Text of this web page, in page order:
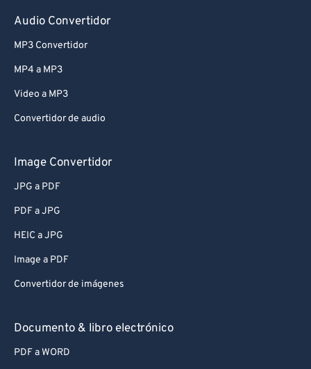
Audio Convertidor
MP3 Convertidor
MP4 a MP3
Video a MP3
Convertidor de audio
Image Convertidor
JPG a PDF
PDF a JPG
HEIC a JPG
Image a PDF
Convertidor de imágenes
Documento & libro electrónico
PDF a WORD